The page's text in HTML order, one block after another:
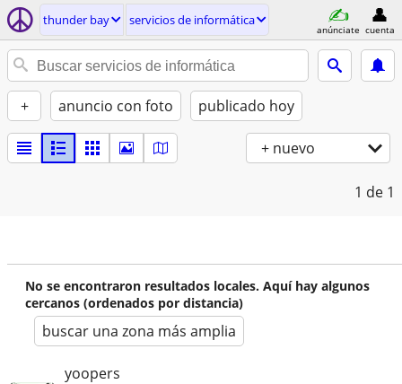
thunder bay servicios de informática
anúnciate cuenta
+ anuncio con foto publicado hoy
+ nuevo
1 de 1
No se encontraron resultados locales. Aquí hay algunos
cercanos (ordenados por distancia)
buscar una zona más amplia
yoopers